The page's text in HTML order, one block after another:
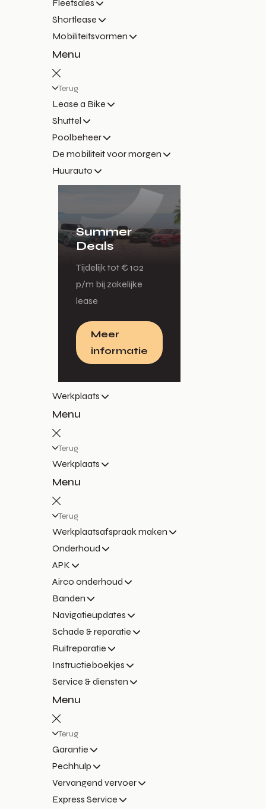
Fleetsales
Shortlease
Mobiliteitsvormen
Menu
Terug
Lease a Bike
Shuttel
Poolbeheer
De mobiliteit voor morgen
Huurauto
Summer
Deals
Tijdelijk tot € 102
p/m bij zakelijke
lease
Meer
informatie
Werkplaats
Menu
Terug
Werkplaats
Menu
Terug
Werkplaatsafspraak maken
Onderhoud
APK
Airco onderhoud
Banden
Navigatieupdates
Schade & reparatie
Ruitreparatie
Instructieboekjes
Service & diensten
Menu
Terug
Garantie
Pechhulp
Vervangend vervoer
Express Service